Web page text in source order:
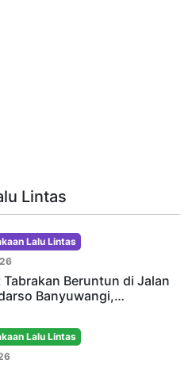
Lintas
Lalu Lintas
Tabrakan Beruntun di Jalan
Banyuwangi,…
Lalu Lintas